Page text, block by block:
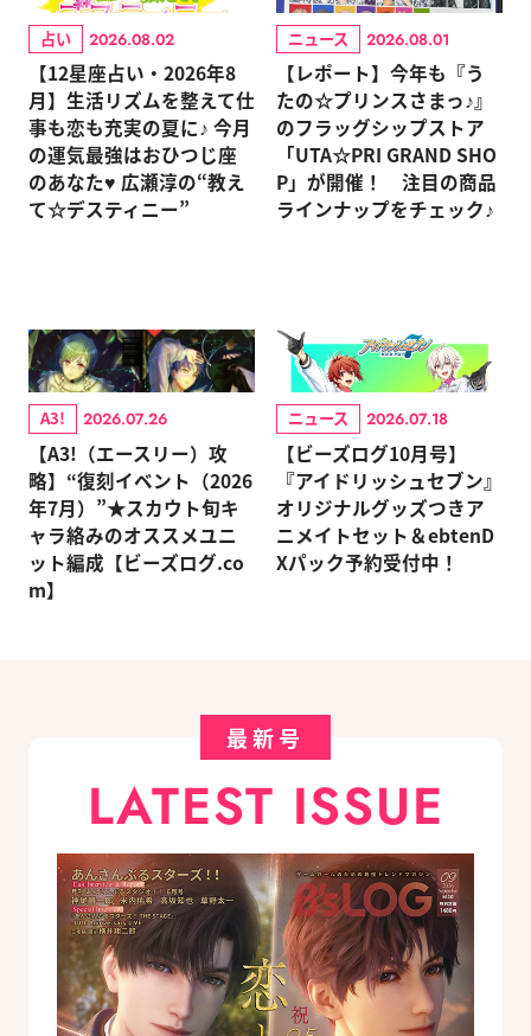
占い 2026.08.02
【12星座占い・2026年8
月】生活リズムを整えて仕
事も恋も充実の夏に♪ 今月
の運気最強はおひつじ座
のあなた♥ 広瀬淳の“教え
て☆デスティニー”
ニュース 2026.08.01
【レポート】今年も『う
たの☆プリンスさまっ♪』
のフラッグシップストア
「UTA☆PRI GRAND SHO
P」が開催！ 注目の商品
ラインナップをチェック♪
A3! 2026.07.26
【A3!（エースリー）攻
略】“復刻イベント（2026
年7月）”★スカウト旬キ
ャラ絡みのオススメユニ
ット編成【ビーズログ.co
m】
ニュース 2026.07.18
【ビーズログ10月号】
『アイドリッシュセブン』
オリジナルグッズつきア
ニメイトセット＆ebtenD
Xパック予約受付中！
最新号
LATEST ISSUE